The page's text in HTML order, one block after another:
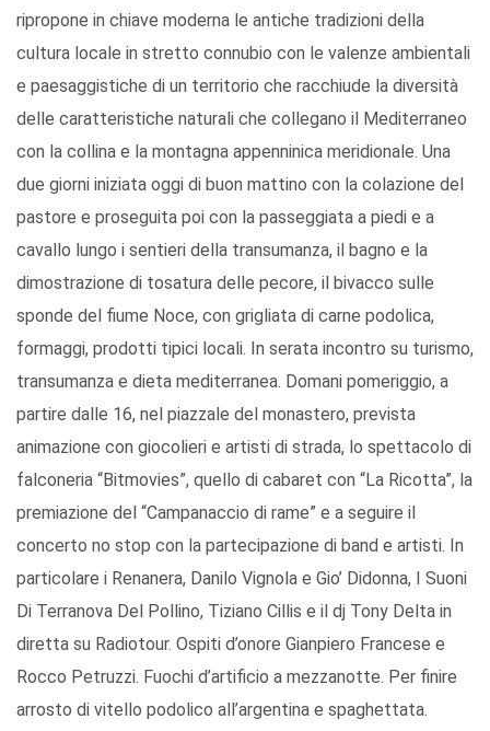
ripropone in chiave moderna le antiche tradizioni della
cultura locale in stretto connubio con le valenze ambientali
e paesaggistiche di un territorio che racchiude la diversità
delle caratteristiche naturali che collegano il Mediterraneo
con la collina e la montagna appenninica meridionale. Una
due giorni iniziata oggi di buon mattino con la colazione del
pastore e proseguita poi con la passeggiata a piedi e a
cavallo lungo i sentieri della transumanza, il bagno e la
dimostrazione di tosatura delle pecore, il bivacco sulle
sponde del fiume Noce, con grigliata di carne podolica,
formaggi, prodotti tipici locali. In serata incontro su turismo,
transumanza e dieta mediterranea. Domani pomeriggio, a
partire dalle 16, nel piazzale del monastero, prevista
animazione con giocolieri e artisti di strada, lo spettacolo di
falconeria “Bitmovies”, quello di cabaret con “La Ricotta”, la
premiazione del “Campanaccio di rame” e a seguire il
concerto no stop con la partecipazione di band e artisti. In
particolare i Renanera, Danilo Vignola e Gio’ Didonna, I Suoni
Di Terranova Del Pollino, Tiziano Cillis e il dj Tony Delta in
diretta su Radiotour. Ospiti d’onore Gianpiero Francese e
Rocco Petruzzi. Fuochi d’artificio a mezzanotte. Per finire
arrosto di vitello podolico all’argentina e spaghettata.